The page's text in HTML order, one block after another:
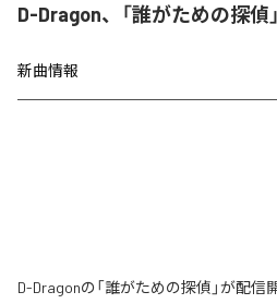
D-Dragon、「誰がための探偵
新曲情報
D-Dragonの「誰がための探偵」が配